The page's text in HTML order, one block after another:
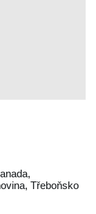
,
, Třeboňsko